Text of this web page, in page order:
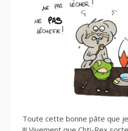
Toute cette bonne pâte que